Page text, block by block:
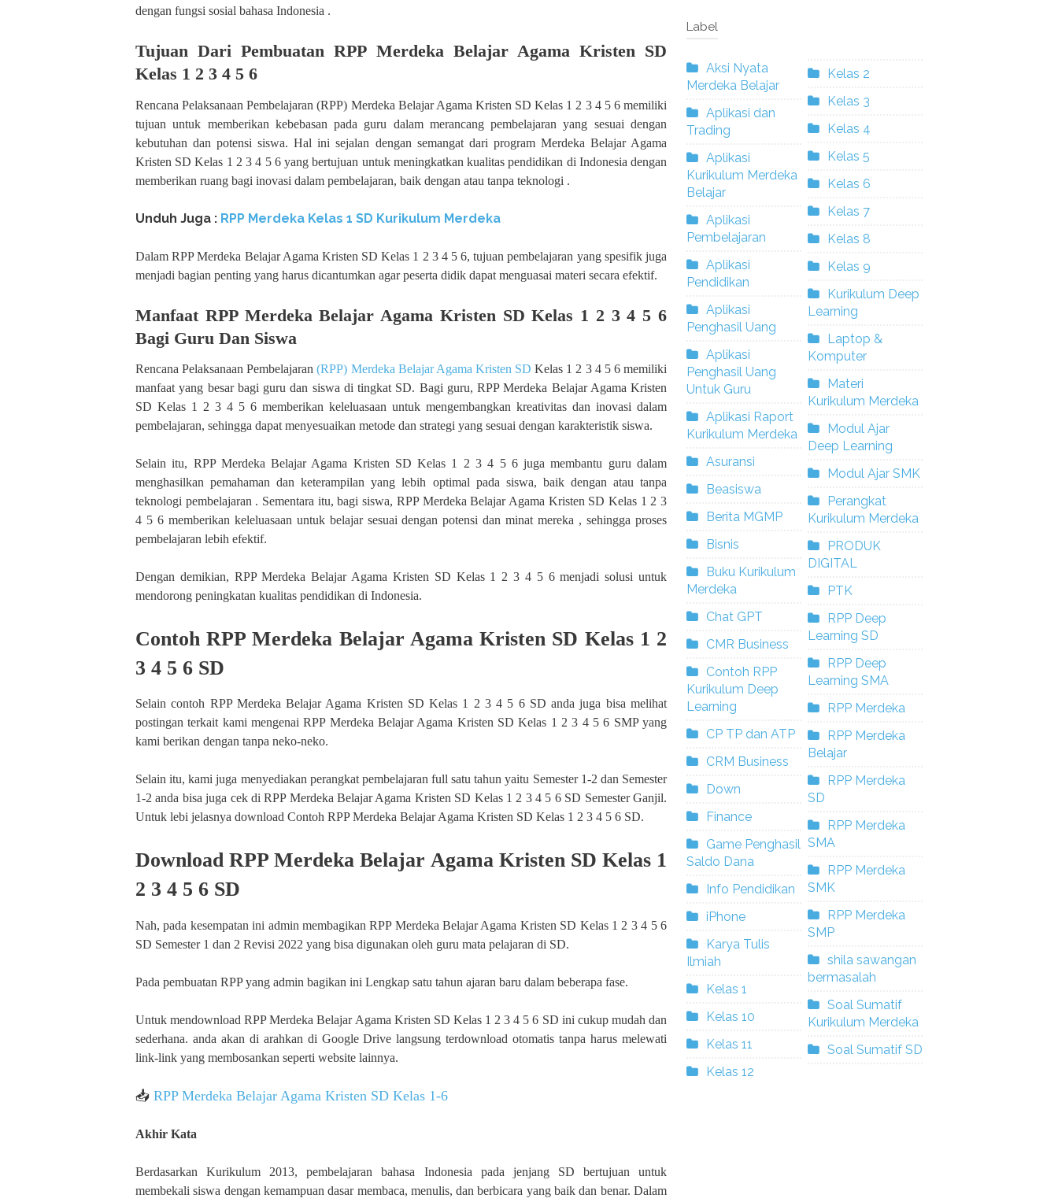
dengan fungsi sosial bahasa Indonesia .
Tujuan Dari Pembuatan RPP Merdeka Belajar Agama Kristen SD
Kelas 1 2 3 4 5 6
Rencana Pelaksanaan Pembelajaran (RPP) Merdeka Belajar Agama Kristen SD Kelas 1 2 3 4 5 6 memiliki
tujuan untuk memberikan kebebasan pada guru dalam merancang pembelajaran yang sesuai dengan
kebutuhan dan potensi siswa. Hal ini sejalan dengan semangat dari program Merdeka Belajar Agama
Kristen SD Kelas 1 2 3 4 5 6 yang bertujuan untuk meningkatkan kualitas pendidikan di Indonesia dengan
memberikan ruang bagi inovasi dalam pembelajaran, baik dengan atau tanpa teknologi .
Unduh Juga : RPP Merdeka Kelas 1 SD Kurikulum Merdeka
Dalam RPP Merdeka Belajar Agama Kristen SD Kelas 1 2 3 4 5 6, tujuan pembelajaran yang spesifik juga
menjadi bagian penting yang harus dicantumkan agar peserta didik dapat menguasai materi secara efektif.
Manfaat RPP Merdeka Belajar Agama Kristen SD Kelas 1 2 3 4 5 6
Bagi Guru Dan Siswa
Rencana Pelaksanaan Pembelajaran(RPP) Merdeka Belajar Agama Kristen SD Kelas 1 2 3 4 5 6 memiliki
manfaat yang besar bagi guru dan siswa di tingkat SD. Bagi guru, RPP Merdeka Belajar Agama Kristen
SD Kelas 1 2 3 4 5 6 memberikan keleluasaan untuk mengembangkan kreativitas dan inovasi dalam
pembelajaran, sehingga dapat menyesuaikan metode dan strategi yang sesuai dengan karakteristik siswa.
Selain itu, RPP Merdeka Belajar Agama Kristen SD Kelas 1 2 3 4 5 6 juga membantu guru dalam
menghasilkan pemahaman dan keterampilan yang lebih optimal pada siswa, baik dengan atau tanpa
teknologi pembelajaran . Sementara itu, bagi siswa, RPP Merdeka Belajar Agama Kristen SD Kelas 1 2 3
4 5 6 memberikan keleluasaan untuk belajar sesuai dengan potensi dan minat mereka , sehingga proses
pembelajaran lebih efektif.
Dengan demikian, RPP Merdeka Belajar Agama Kristen SD Kelas 1 2 3 4 5 6 menjadi solusi untuk
mendorong peningkatan kualitas pendidikan di Indonesia.
Contoh RPP Merdeka Belajar Agama Kristen SD Kelas 1 2
3 4 5 6 SD
Selain contoh RPP Merdeka Belajar Agama Kristen SD Kelas 1 2 3 4 5 6 SD anda juga bisa melihat
postingan terkait kami mengenai RPP Merdeka Belajar Agama Kristen SD Kelas 1 2 3 4 5 6 SMP yang
kami berikan dengan tanpa neko-neko.
Selain itu, kami juga menyediakan perangkat pembelajaran full satu tahun yaitu Semester 1-2 dan Semester
1-2 anda bisa juga cek di RPP Merdeka Belajar Agama Kristen SD Kelas 1 2 3 4 5 6 SD Semester Ganjil.
Untuk lebi jelasnya download Contoh RPP Merdeka Belajar Agama Kristen SD Kelas 1 2 3 4 5 6 SD.
Download RPP Merdeka Belajar Agama Kristen SD Kelas 1
2 3 4 5 6 SD
Nah, pada kesempatan ini admin membagikan RPP Merdeka Belajar Agama Kristen SD Kelas 1 2 3 4 5 6
SD Semester 1 dan 2 Revisi 2022 yang bisa digunakan oleh guru mata pelajaran di SD.
Pada pembuatan RPP yang admin bagikan ini Lengkap satu tahun ajaran baru dalam beberapa fase.
Untuk mendownload RPP Merdeka Belajar Agama Kristen SD Kelas 1 2 3 4 5 6 SD ini cukup mudah dan
sederhana. anda akan di arahkan di Google Drive langsung terdownload otomatis tanpa harus melewati
link-link yang membosankan seperti website lainnya.
📥 RPP Merdeka Belajar Agama Kristen SD Kelas 1-6
Akhir Kata
Berdasarkan Kurikulum 2013, pembelajaran bahasa Indonesia pada jenjang SD bertujuan untuk
membekali siswa dengan kemampuan dasar membaca, menulis, dan berbicara yang baik dan benar. Dalam
Label
Aksi Nyata
Merdeka Belajar
Aplikasi dan
Trading
Aplikasi
Kurikulum Merdeka
Belajar
Aplikasi
Pembelajaran
Aplikasi
Pendidikan
Aplikasi
Penghasil Uang
Aplikasi
Penghasil Uang
Untuk Guru
Aplikasi Raport
Kurikulum Merdeka
Asuransi
Beasiswa
Berita MGMP
Bisnis
Buku Kurikulum
Merdeka
Chat GPT
CMR Business
Contoh RPP
Kurikulum Deep
Learning
CP TP dan ATP
CRM Business
Down
Finance
Game Penghasil
Saldo Dana
Info Pendidikan
iPhone
Karya Tulis
Ilmiah
Kelas 1
Kelas 10
Kelas 11
Kelas 12
Kelas 2
Kelas 3
Kelas 4
Kelas 5
Kelas 6
Kelas 7
Kelas 8
Kelas 9
Kurikulum Deep
Learning
Laptop &
Komputer
Materi
Kurikulum Merdeka
Modul Ajar
Deep Learning
Modul Ajar SMK
Perangkat
Kurikulum Merdeka
PRODUK
DIGITAL
PTK
RPP Deep
Learning SD
RPP Deep
Learning SMA
RPP Merdeka
RPP Merdeka
Belajar
RPP Merdeka
SD
RPP Merdeka
SMA
RPP Merdeka
SMK
RPP Merdeka
SMP
shila sawangan
bermasalah
Soal Sumatif
Kurikulum Merdeka
Soal Sumatif SD